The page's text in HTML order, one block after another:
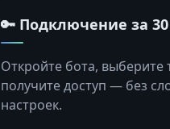
🔑 Подключение за
Откройте бота, выберите
получите доступ — без
настроек.